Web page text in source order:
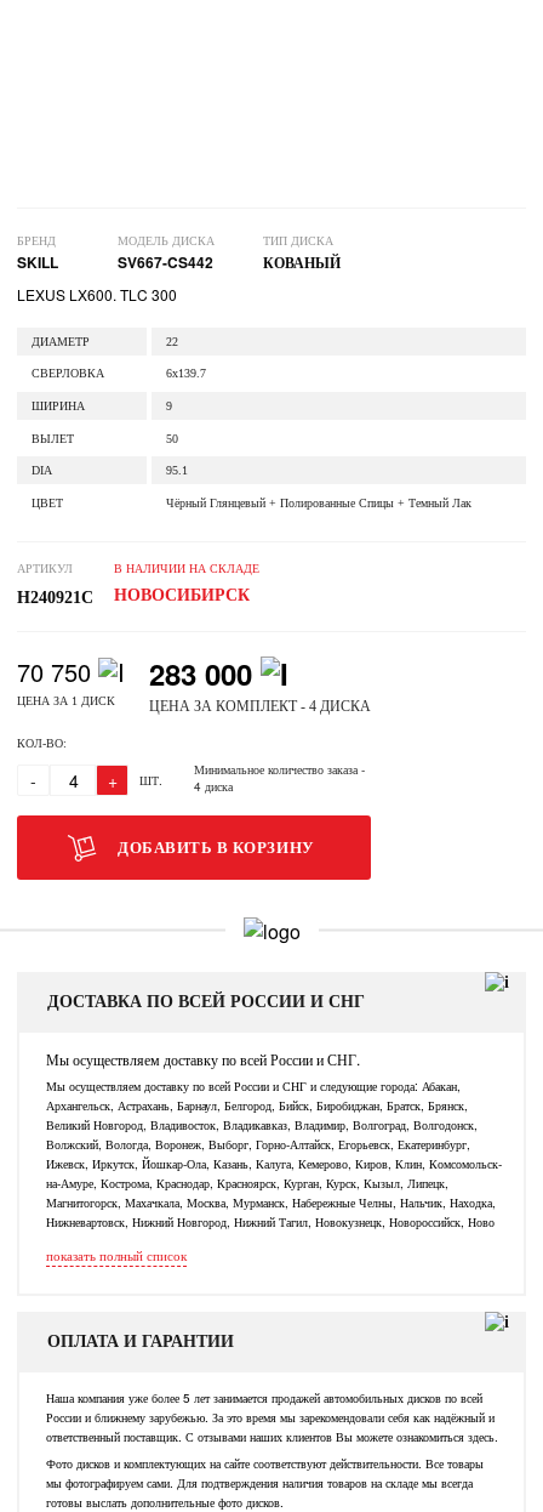
БРЕНД
SKILL
МОДЕЛЬ ДИСКА
SV667-CS442
ТИП ДИСКА
КОВАНЫЙ
LEXUS LX600. TLC 300
ДИАМЕТР 22
СВЕРЛОВКА 6x139.7
ШИРИНА 9
ВЫЛЕТ 50
DIA 95.1
ЦВЕТ Чёрный Глянцевый + Полированные Спицы + Темный Лак
АРТИКУЛ
H240921C
В НАЛИЧИИ НА СКЛАДЕ
НОВОСИБИРСК
70 750
ЦЕНА ЗА 1 ДИСК
283 000
ЦЕНА ЗА КОМПЛЕКТ - 4 ДИСКА
КОЛ-ВО:
- + ШТ.
Минимальное количество заказа-
4 диска
ДОБАВИТЬ В КОРЗИНУ
ДОСТАВКА ПО ВСЕЙ РОССИИ И СНГ
Мы осуществляем доставку по всей России и СНГ.
Мы осуществляем доставку по всей России и СНГ и следующие города: Абакан,
Архангельск, Астрахань, Барнаул, Белгород, Бийск, Биробиджан, Братск, Брянск,
Великий Новгород, Владивосток, Владикавказ, Владимир, Волгоград, Волгодонск,
Волжский, Вологда, Воронеж, Выборг, Горно-Алтайск, Егорьевск, Екатеринбург,
Ижевск, Иркутск, Йошкар-Ола, Казань, Калуга, Кемерово, Киров, Клин, Комсомольск-
на-Амуре, Кострома, Краснодар, Красноярск, Курган, Курск, Кызыл, Липецк,
Магнитогорск, Махачкала, Москва, Мурманск, Набережные Челны, Нальчик, Находка,
Нижневартовск, Нижний Новгород, Нижний Тагил, Новокузнецк, Новороссийск, Ново
показать полный список
ОПЛАТА И ГАРАНТИИ
Наша компания уже более 5 лет занимается продажей автомобильных дисков по всей
России и ближнему зарубежью. За это время мы зарекомендовали себя как надёжный и
ответственный поставщик. С отзывами наших клиентов Вы можете ознакомиться здесь.
Фото дисков и комплектующих на сайте соответствуют действительности. Все товары
мы фотографируем сами. Для подтверждения наличия товаров на складе мы всегда
готовы выслать дополнительные фото дисков.